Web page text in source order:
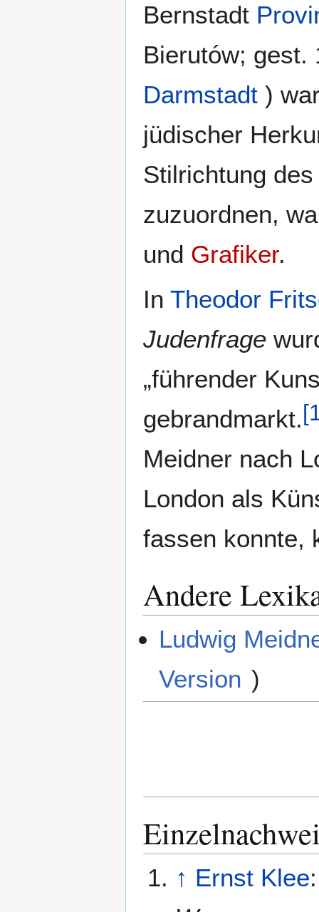
Bernstadt
Bierutów;
Darmstadt )
jüdischer
Stilrichtung
zuzuordnen,
und Grafiker.
In Theodor
Judenfrage
„führender
gebrandmarkt.[
Meidner nach
London als
fassen konnte,
Andere
Ludwig
Version )
↑ Ernst Klee